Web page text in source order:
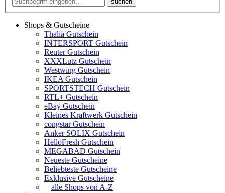
Shops & Gutscheine
Thalia Gutschein
INTERSPORT Gutschein
Reuter Gutschein
XXXLutz Gutschein
Westwing Gutschein
IKEA Gutschein
SPORTSTECH Gutschein
RTL+ Gutschein
eBay Gutschein
Kleines Kraftwerk Gutschein
congstar Gutschein
Anker SOLIX Gutschein
HelloFresh Gutschein
MEGABAD Gutschein
Neueste Gutscheine
Beliebteste Gutscheine
Exklusive Gutscheine
alle Shops von A-Z